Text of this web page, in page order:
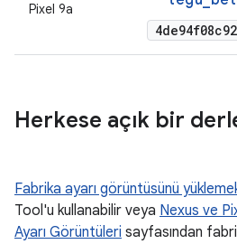
Pixel 9a
Herkese açık bir
Fabrika ayarı görüntüsünü
Tool'u kullanabilir veya Nexus ve
Ayarı Görüntüleri sayfasından